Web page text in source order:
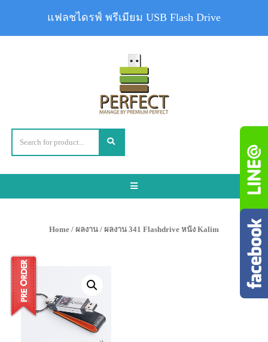
Toggle
Home / ผลงาน / ผลงาน 341 Flashdrive หนัง Kalim
แฟลชไดรฟ์ พรีเมียม USB Flash Drive